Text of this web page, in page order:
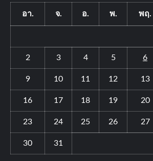
อา. จ. อ. พ. พฤ.
2 3 4 5 6
9 10 11 12 13
16 17 18 19 20
23 24 25 26 27
30 31